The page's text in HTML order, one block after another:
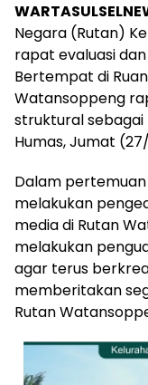
Negara (Rutan)
rapat evaluasi
Bertempat di
Watansoppeng
struktural
Humas, Jumat
Dalam
melakukan
media di Rutan
melakukan
agar terus
memberitakan
Rutan